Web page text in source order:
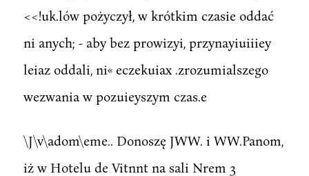
<<!uk.lów pożyczył, w krótkim czasie oddać
ni anych; - aby bez prowizyi, przynayiuiiiey
leiaz oddali, ni« eczekuiax .zrozumialszego
wezwania w pozuieyszym czas.e
\J\v\adom\eme.. Donoszę JWW. i WW.Panom,
iż w Hotelu de Vitnnt na sali Nrem 3